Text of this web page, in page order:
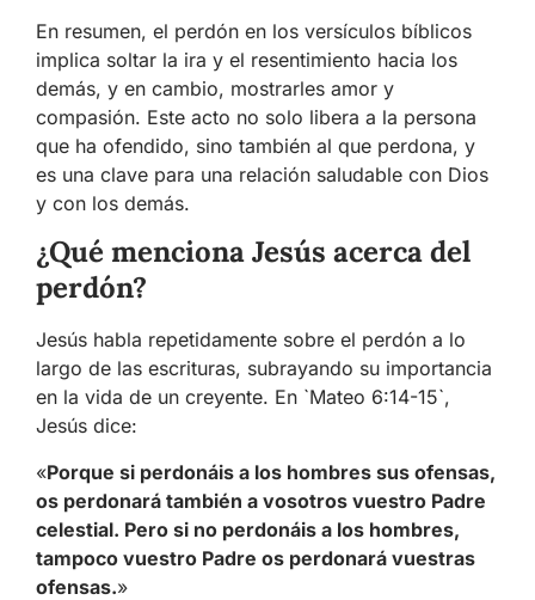
En resumen, el perdón en los versículos bíblicos
implica soltar la ira y el resentimiento hacia los
demás, y en cambio, mostrarles amor y
compasión. Este acto no solo libera a la persona
que ha ofendido, sino también al que perdona, y
es una clave para una relación saludable con Dios
y con los demás.
¿Qué menciona Jesús acerca del
perdón?
Jesús habla repetidamente sobre el perdón a lo
largo de las escrituras, subrayando su importancia
en la vida de un creyente. En `Mateo 6:14-15`,
Jesús dice:
«Porque si perdonáis a los hombres sus ofensas,
os perdonará también a vosotros vuestro Padre
celestial. Pero si no perdonáis a los hombres,
tampoco vuestro Padre os perdonará vuestras
ofensas.»